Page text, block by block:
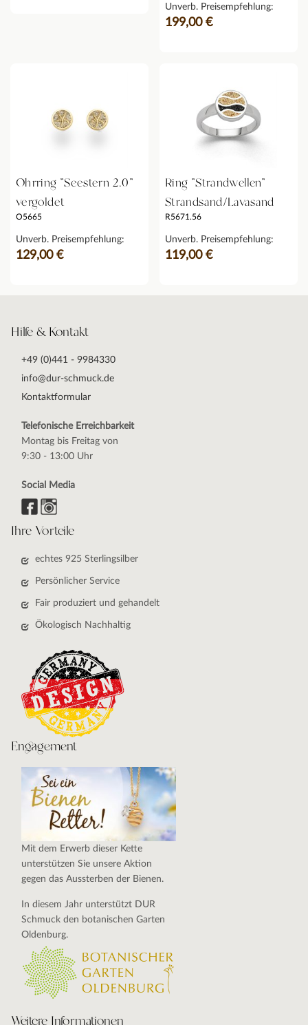
Unverb. Preisempfehlung:
199,00 €
Ohrring "Seestern 2.0"
vergoldet
O5665
Unverb. Preisempfehlung:
129,00 €
Ring "Strandwellen"
Strandsand/Lavasand
R5671.56
Unverb. Preisempfehlung:
119,00 €
Hilfe & Kontakt
+49 (0)441 - 9984330
info@dur-schmuck.de
Kontaktformular
Telefonische Erreichbarkeit
Montag bis Freitag von
9:30 - 13:00 Uhr
Social Media
Ihre Vorteile
echtes 925 Sterlingsilber
Persönlicher Service
Fair produziert und gehandelt
Ökologisch Nachhaltig
Engagement
Mit dem Erwerb dieser Kette
unterstützen Sie unsere Aktion
gegen das Aussterben der Bienen.
In diesem Jahr unterstützt DUR
Schmuck den botanischen Garten
Oldenburg.
Weitere Informationen